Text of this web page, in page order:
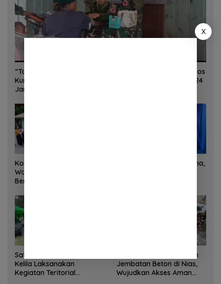
“Torang Sehat Kampung Kuat” Satgas Yonif 645/GTY Pos
Kurima Melaksanakan Pelayanan kesehatan Gratis 1 x 24
Jam
Korem 132/Tadulako dan
Warga Gotong Royong
Bersihkan Gedung Juang
Sinergi Kementrans-Aruna,
Satgas Yonif 645 GTY Pos
Kelila Laksanakan
Kegiatan Teritorial
Satgas Bakti TNI Bangun
Jembatan Beton di Nias,
Wujudkan Akses Aman
X